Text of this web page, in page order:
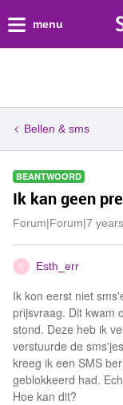
menu
Bellen & sms
BEANTWOORD
Ik kan geen
Forum|Forum|7
E Esth_err
Ik kon eerst niet
prijsvraag. Dit kwam
stond. Deze heb ik
verstuurde de
kreeg ik een SMS
geblokkeerd had.
Hoe kan dit?